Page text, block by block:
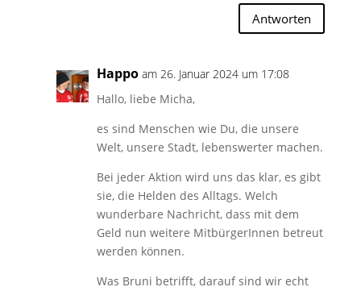
Antworten
Happo am 26. Januar 2024 um 17:08
Hallo, liebe Micha,
es sind Menschen wie Du, die unsere
Welt, unsere Stadt, lebenswerter machen.
Bei jeder Aktion wird uns das klar, es gibt
sie, die Helden des Alltags. Welch
wunderbare Nachricht, dass mit dem
Geld nun weitere MitbürgerInnen betreut
werden können.
Was Bruni betrifft, darauf sind wir echt